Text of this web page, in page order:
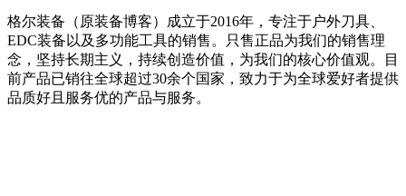
格尔装备（原装备博客）成立于2016年，专注于户外刀具、
EDC装备以及多功能工具的销售。只售正品为我们的销售理
念，坚持长期主义，持续创造价值，为我们的核心价值观。目
前产品已销往全球超过30余个国家，致力于为全球爱好者提供
品质好且服务优的产品与服务。